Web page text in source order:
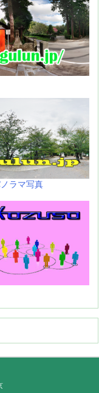
ラマ写真